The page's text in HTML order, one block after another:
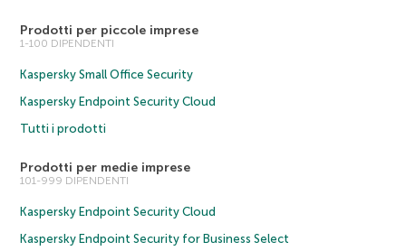
Prodotti per piccole imprese
1-100 DIPENDENTI
Kaspersky Small Office Security
Kaspersky Endpoint Security Cloud
Tutti i prodotti
Prodotti per medie imprese
101-999 DIPENDENTI
Kaspersky Endpoint Security Cloud
Kaspersky Endpoint Security for Business Select